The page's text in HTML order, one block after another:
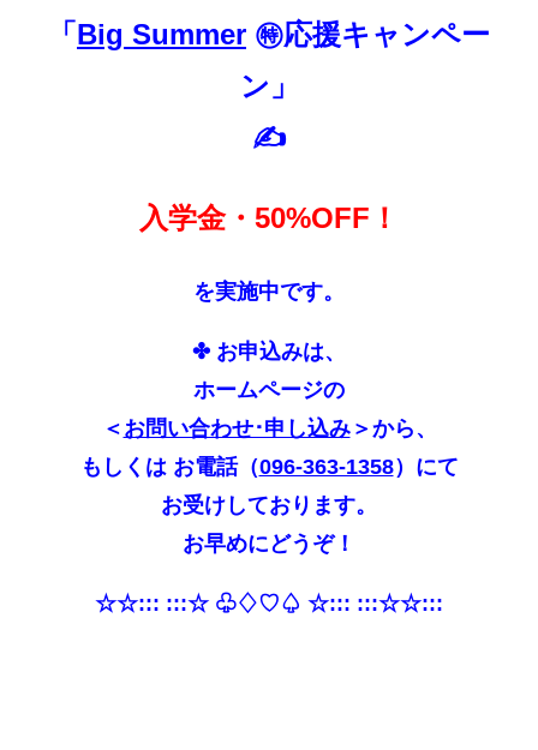
「Big Summer ㊕応援キャンペー
ン」
✍️
入学金・50%OFF！
を実施中です。
✤ お申込みは、
ホームページの
＜ お問い合わせ･申し込み＞から、
もしくは お電話（096-363-1358）にて
お受けしております。
お早めにどうぞ！
☆☆::: :::☆ ♧♢♡♤ ☆::: :::☆☆:::